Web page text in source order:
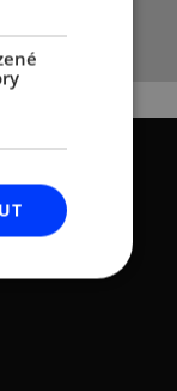
O AMSP ČR
Představenstvo